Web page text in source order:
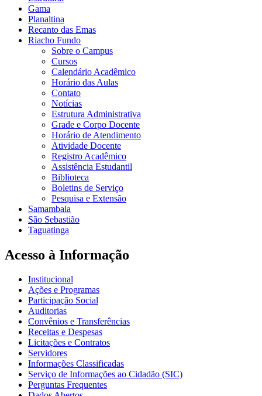
Gama
Planaltina
Recanto das Emas
Riacho Fundo
Sobre o Campus
Cursos
Calendário Acadêmico
Horário das Aulas
Contato
Notícias
Estrutura Administrativa
Grade e Corpo Docente
Horário de Atendimento
Atividade Docente
Registro Acadêmico
Assistência Estudantil
Biblioteca
Boletins de Serviço
Pesquisa e Extensão
Samambaia
São Sebastião
Taguatinga
Acesso à Informação
Institucional
Ações e Programas
Participação Social
Auditorias
Convênios e Transferências
Receitas e Despesas
Licitações e Contratos
Servidores
Informações Classificadas
Serviço de Informações ao Cidadão (SIC)
Perguntas Frequentes